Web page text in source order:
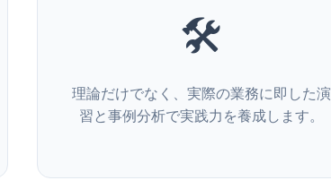
🛠️
理論だけでなく、実際の業務に即した演
習と事例分析で実践力を養成します。